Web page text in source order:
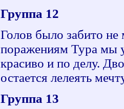
Группа 12
Голов было забито не
поражениям Тура мы
красиво и по делу.
остается лелеять
Группа 13